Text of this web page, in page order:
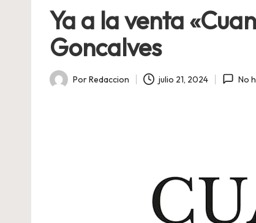
Ya a la venta
Goncalves
Publicado
PorRedaccion julio 21, 2024 No